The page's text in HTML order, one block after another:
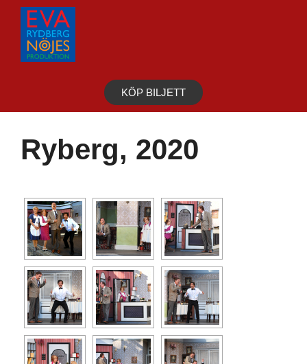
Hoppa
innehåll
KÖP BILJETT
Ryberg, 2020